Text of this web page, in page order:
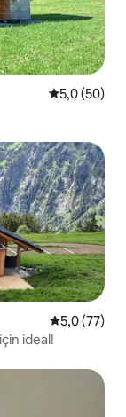
5 üzerinden
5,0 (50)
5 üzerinden
5,0 (77)
ideal!